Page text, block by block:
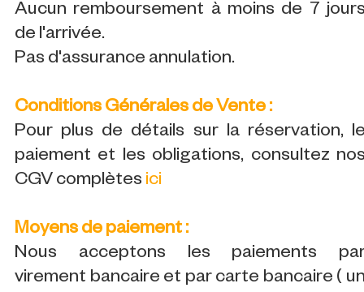
Aucun remboursement à moins de 7
de l'arrivée.
Pas d'assurance annulation.
Conditions Générales de Vente :
Pour plus de détails sur la réservation,
paiement et les obligations, consultez
CGV complètes ici
Moyens de paiement :
Nous acceptons les paiements
virement bancaire et par carte bancaire (